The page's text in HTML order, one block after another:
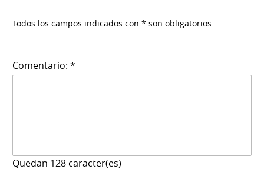
Todos los campos indicados con * son obligatorios
Comentario: *
Quedan 128 caracter(es)